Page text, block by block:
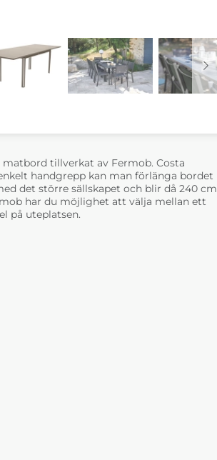
tillverkat av Fermob. Costa
handgrepp kan man förlänga bordet
det större sällskapet och blir då 240 cm
har du möjlighet att välja mellan ett
på uteplatsen.